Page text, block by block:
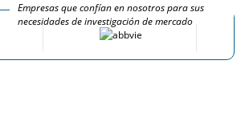
Empresas que confían en nosotros para sus
necesidades de investigación de mercado